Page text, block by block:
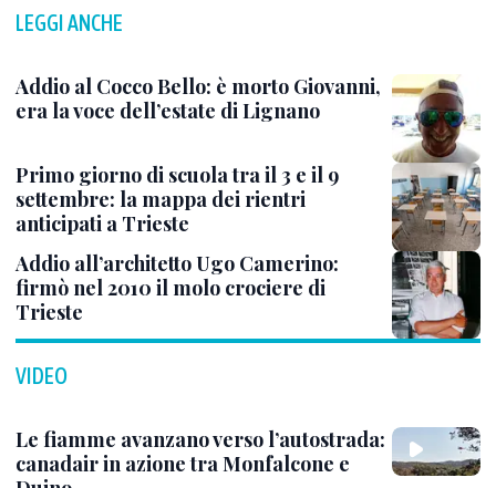
LEGGI ANCHE
Addio al Cocco Bello: è morto Giovanni,
era la voce dell’estate di Lignano
Primo giorno di scuola tra il 3 e il 9
settembre: la mappa dei rientri
anticipati a Trieste
Addio all’architetto Ugo Camerino:
firmò nel 2010 il molo crociere di
Trieste
VIDEO
Le fiamme avanzano verso l’autostrada:
canadair in azione tra Monfalcone e